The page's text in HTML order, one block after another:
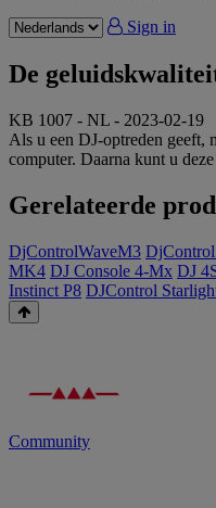
Sign in
De
KB 1007 - NL - 2023-02-19
Als u een DJ-optreden geeft,
computer. Daarna kunt u
Gerelateerde
DjControlWaveM3
MK4 DJ Console 4-Mx DJ
Instinct P8 DJControl
Community